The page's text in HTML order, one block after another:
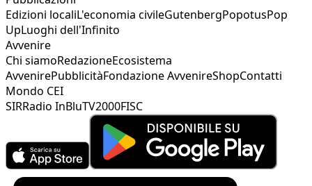
Edizioni localiL'economia civileGutenbergPopotusPop
UpLuoghi dell'Infinito
Avvenire
Chi siamoRedazioneEcosistema
AvvenirePubblicitàFondazione AvvenireShopContatti
Mondo CEI
SIRRadio InBluTV2000FISC